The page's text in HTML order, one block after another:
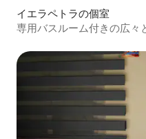
イエラペトラの個室
専用バスルーム付きの広々